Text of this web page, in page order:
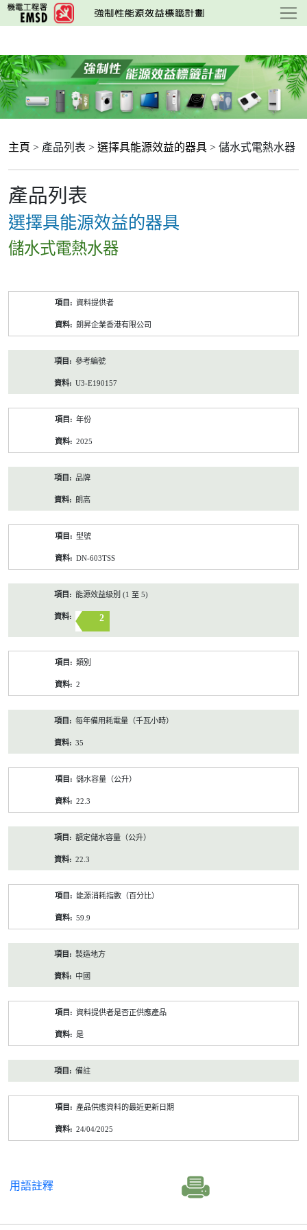
跳
至
要
內
容
主頁 > 產品列表 > 選擇具能源效益的器具 > 儲水式電熱水器
產品列表
選擇具能源效益的器具
儲水式電熱水器
資料提供者
朗昇企業香港有限公司
參考編號
U3-E190157
年份
2025
品牌
朗高
型號
DN-603TSS
能源效益級別 (1 至 5)
2
類別
2
每年備用耗電量（千瓦小時）
35
儲水容量（公升）
22.3
額定儲水容量（公升）
22.3
能源消耗指數（百分比）
59.9
製造地方
中國
資料提供者是否正供應產品
是
備註
產品供應資料的最近更新日期
24/04/2025
用語註釋